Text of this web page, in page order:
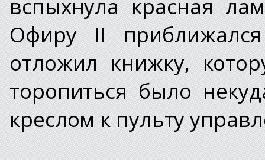
Офиру II
отложил книжку,
торопиться было
креслом к пульту